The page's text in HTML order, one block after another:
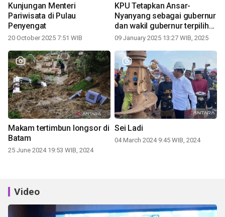
Kunjungan Menteri
Pariwisata di Pulau
Penyengat
20 October 2025 7:51 WIB
KPU Tetapkan Ansar-
Nyanyang sebagai gubernur
dan wakil gubernur terpilih
periode 2025-2030
09 January 2025 13:27 WIB, 2025
Makam tertimbun longsor di
Batam
25 June 2024 19:53 WIB, 2024
Sei Ladi
04 March 2024 9:45 WIB, 2024
Video